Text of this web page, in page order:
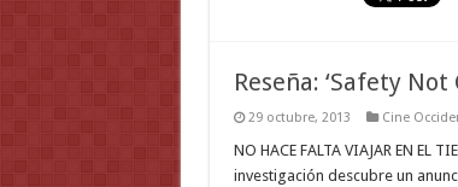
Reseña: ‘Safety
29 octubre, 2013 Cine
NO HACE FALTA VIAJAR EN EL
investigación descubre un